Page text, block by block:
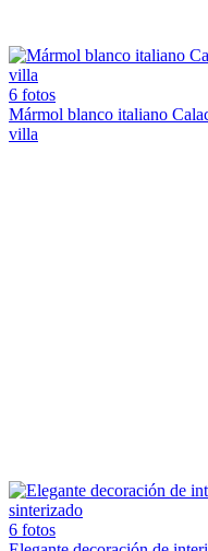
6 fotos
Mármol blanco italiano
villa
6 fotos